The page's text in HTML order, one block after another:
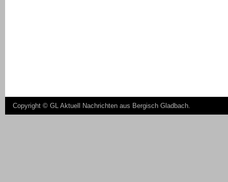
Copyright © GL Aktuell Nachrichten aus Bergisch Gladbach.